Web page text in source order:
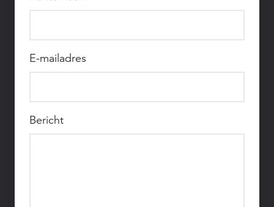
E-mailadres
Bericht